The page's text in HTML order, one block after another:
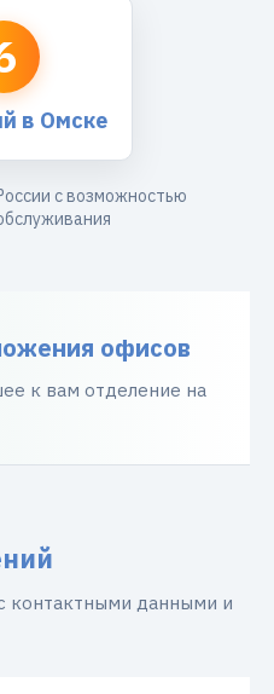
в Омске
с возможностью
офисов
к вам отделение на
контактными данными и